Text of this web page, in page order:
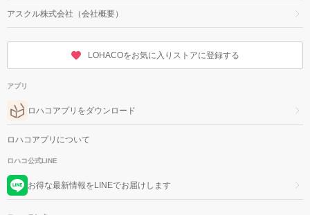
アスクル株式会社（会社概要）
LOHACOをお気に入りストアに登録する
アプリ
ロハコアプリをダウンロード
ロハコアプリについて
ロハコ公式LINE
お得な最新情報をLINEでお届けします